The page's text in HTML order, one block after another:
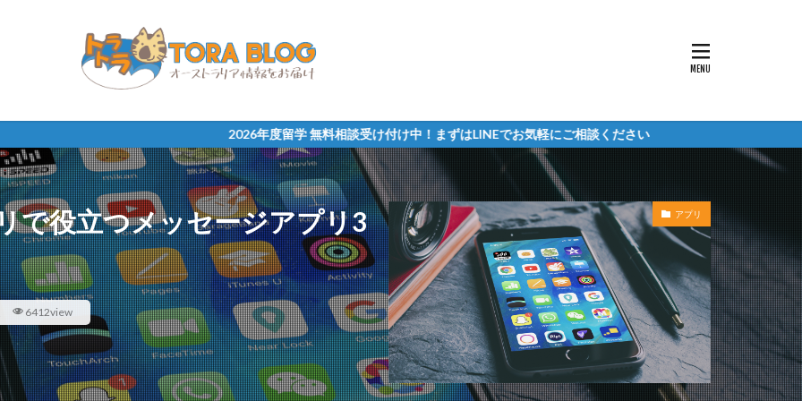
2026年度留学 無料相談受け付け中！まずはLINEでお気軽にご相談ください
で役立つメッセージアプリ3
6412view
アプリ